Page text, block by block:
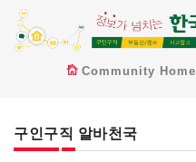
Community Home
구인구직 알바천국